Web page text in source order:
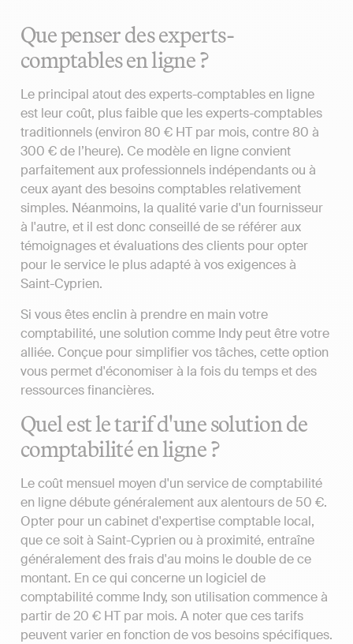
Que penser des experts-
comptables en ligne ?
Le principal atout des experts-comptables en ligne
est leur coût, plus faible que les experts-comptables
traditionnels (environ 80 € HT par mois, contre 80 à
300 € de l’heure). Ce modèle en ligne convient
parfaitement aux professionnels indépendants ou à
ceux ayant des besoins comptables relativement
simples. Néanmoins, la qualité varie d'un fournisseur
à l'autre, et il est donc conseillé de se référer aux
témoignages et évaluations des clients pour opter
pour le service le plus adapté à vos exigences à
Saint-Cyprien.
Si vous êtes enclin à prendre en main votre
comptabilité, une solution comme Indy peut être votre
alliée. Conçue pour simplifier vos tâches, cette option
vous permet d'économiser à la fois du temps et des
ressources financières.
Quel est le tarif d'une solution de
comptabilité en ligne ?
Le coût mensuel moyen d'un service de comptabilité
en ligne débute généralement aux alentours de 50 €.
Opter pour un cabinet d'expertise comptable local,
que ce soit à Saint-Cyprien ou à proximité, entraîne
généralement des frais d'au moins le double de ce
montant. En ce qui concerne un logiciel de
comptabilité comme Indy, son utilisation commence à
partir de 20 € HT par mois. A noter que ces tarifs
peuvent varier en fonction de vos besoins spécifiques.